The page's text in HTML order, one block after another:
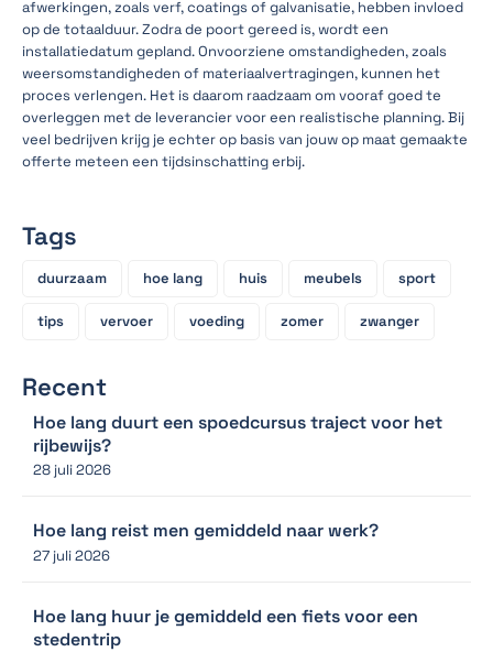
afwerkingen, zoals verf, coatings of galvanisatie, hebben invloed
op de totaalduur. Zodra de poort gereed is, wordt een
installatiedatum gepland. Onvoorziene omstandigheden, zoals
weersomstandigheden of materiaalvertragingen, kunnen het
proces verlengen. Het is daarom raadzaam om vooraf goed te
overleggen met de leverancier voor een realistische planning. Bij
veel bedrijven krijg je echter op basis van jouw op maat gemaakte
offerte meteen een tijdsinschatting erbij.
Tags
duurzaam hoe lang huis meubels sport
tips vervoer voeding zomer zwanger
Recent
Hoe lang duurt een spoedcursus traject voor het
rijbewijs?
28 juli 2026
Hoe lang reist men gemiddeld naar werk?
27 juli 2026
Hoe lang huur je gemiddeld een fiets voor een
stedentrip